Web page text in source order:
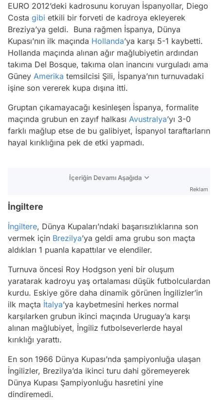
EURO 2012’deki kadrosunu koruyan İspanyollar, Diego
Costa gibi etkili bir forveti de kadroya ekleyerek
Breziya’ya geldi. Buna rağmen İspanya, Dünya
Kupası’nın ilk maçında Hollanda’ya karşı 5-1 kaybetti.
Hollanda maçında alınan ağır mağlubiyetin ardından
takıma Del Bosque, takıma olan inancını vurguladı ama
Güney Amerika temsilcisi Şili, İspanya’nın turnuvadaki
işine son vererek kupa dışına itti.
Gruptan çıkamayacağı kesinleşen İspanya, formalite
maçında grubun en zayıf halkası Avustralya’yı 3-0
farklı mağlup etse de bu galibiyet, İspanyol taraftarların
hayal kırıklığına pek de etki yapmadı.
İçeriğin Devamı Aşağıda
Reklam
İngiltere
İngiltere, Dünya Kupaları’ndaki başarısızlıklarına son
vermek için Brezilya’ya geldi ama grubu son maçta
aldıkları 1 puanla kapattılar ve elendiler.
Turnuva öncesi Roy Hodgson yeni bir oluşum
yaratarak kadroyu yaş ortalaması düşük futbolculardan
kurdu. Eskiye göre daha dinamik görünen İngilizler’in
ilk maçta İtalya’ya kaybetmesini herkes normal
karşılarken grubun ikinci maçında Uruguay’a karşı
alınan mağlubiyet, İngiliz futbolseverlerde hayal
kırıklığı yarattı.
En son 1966 Dünya Kupası’nda şampiyonluğa ulaşan
İngilizler, Brezilya’da ikinci turu dahi göremeyerek
Dünya Kupası Şampiyonluğu hasretini yine
dindiremedi.